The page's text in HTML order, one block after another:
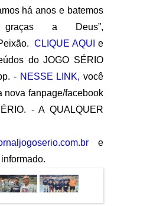
há anos e batemos
a Deus”,
CLIQUE AQUI e
do JOGO SÉRIO
- NESSE LINK, você
nova fanpage/facebook
- A QUALQUER
e